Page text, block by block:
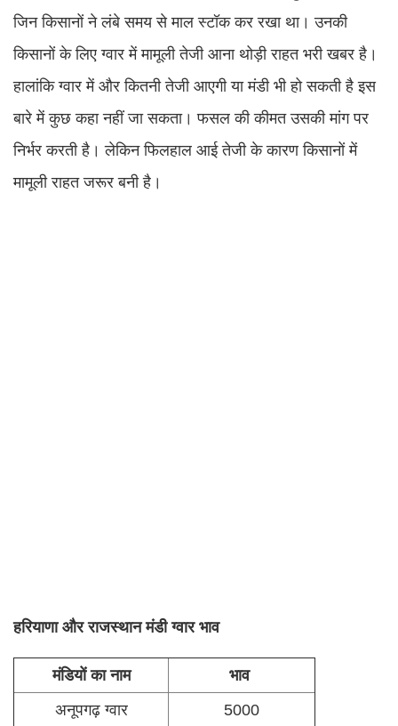
जिन किसानों ने लंबे समय से माल स्टॉक कर रखा था। उनकी
किसानों के लिए ग्वार में मामूली तेजी आना थोड़ी राहत भरी खबर है।
हालांकि ग्वार में और कितनी तेजी आएगी या मंडी भी हो सकती है इस
बारे में कुछ कहा नहीं जा सकता। फसल की कीमत उसकी मांग पर
निर्भर करती है। लेकिन फिलहाल आई तेजी के कारण किसानों में
मामूली राहत जरूर बनी है।
हरियाणा और राजस्थान मंडी ग्वार भाव
मंडियों का नाम
भाव
अनूपगढ़ ग्वार
5000